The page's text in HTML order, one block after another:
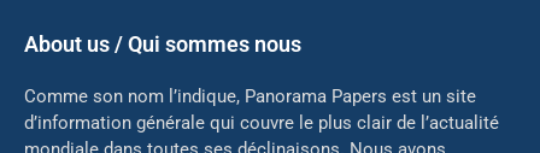
About us / Qui sommes nous
Comme son nom l’indique, Panorama Papers est un site
d’information générale qui couvre le plus clair de l’actualité